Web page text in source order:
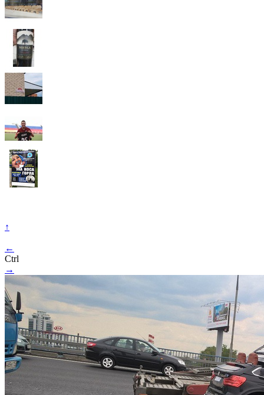
↑
←
Ctrl
→